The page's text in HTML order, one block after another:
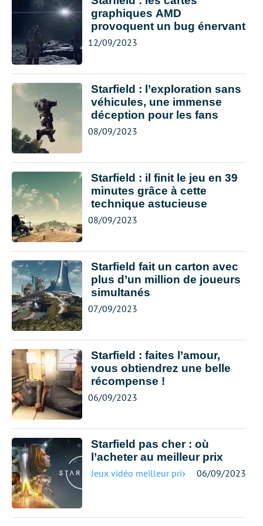
graphiques AMD
provoquent un bug énervant
12/09/2023
Starfield : l’exploration sans
véhicules, une immense
déception pour les fans
08/09/2023
Starfield : il finit le jeu en 39
minutes grâce à cette
technique astucieuse
08/09/2023
Starfield fait un carton avec
plus d’un million de joueurs
simultanés
07/09/2023
Starfield : faites l’amour,
vous obtiendrez une belle
récompense !
06/09/2023
Starfield pas cher : où
l’acheter au meilleur prix
Jeux vidéo meilleur prix 06/09/2023